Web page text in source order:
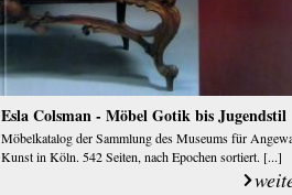
Esla Colsman - Möbel Gotik bis Jugendstil
Möbelkatalog der Sammlung des Museums für
Kunst in Köln. 542 Seiten, nach Epochen sortiert. [...]